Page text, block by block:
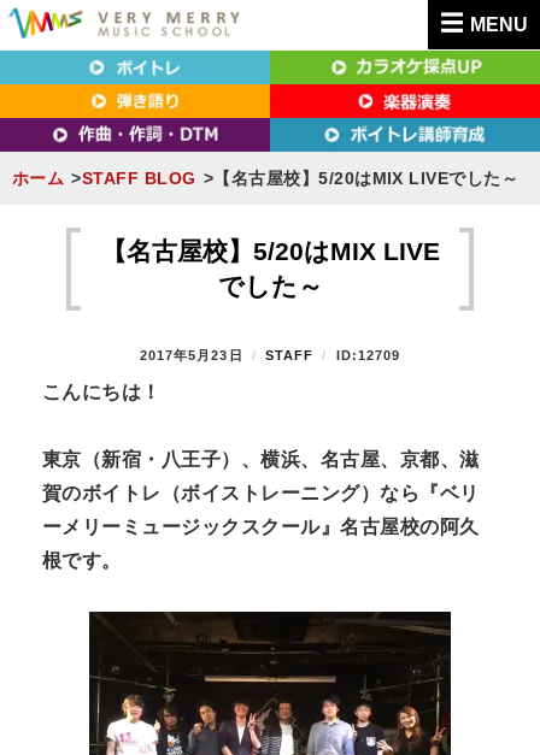
MENU
東京（新宿・八王子）・横浜・名古屋・京都で
「本気」になれるボイトレ教室｜VERY MERRY
MUSIC SCHOOL（ベリーメリー）
東京（新宿・八王子）・横浜・名古屋・京都で「本気」になれるボイトレ教室｜
VERY MERRY MUSIC SCHOOL（ベリーメリー）
ホーム STAFF BLOG 【名古屋校】5/20はMIX LIVEでした～
【名古屋校】5/20はMIX LIVE
でした～
P
S
D
O
2017年5月23日
B
STAFF ID:12709
こんにちは！
東京（新宿・八王子）、横浜、名古屋、京都、滋
賀のボイトレ（ボイストレーニング）なら『ベリ
ーメリーミュージックスクール』名古屋校の阿久
根です。